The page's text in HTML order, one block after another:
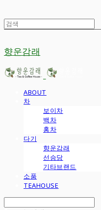
향운감래
ABOUT
차
보이차
백차
홍차
다기
향운감래
선승당
기타브랜드
소품
TEAHOUSE